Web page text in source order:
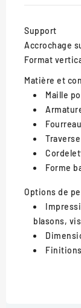
Support
Accrochage
Format
Matière et
Maille
Forme
Options de
blasons,